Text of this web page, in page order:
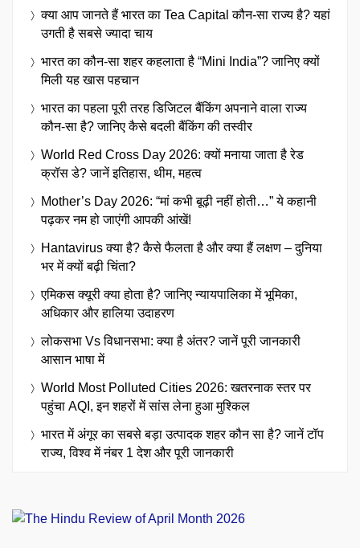
क्या आप जानते हैं भारत का Tea Capital कौन-सा राज्य है? यहां
उगती है सबसे ज्यादा चाय
भारत का कौन-सा शहर कहलाता है “Mini India”? जानिए क्यों
मिली यह खास पहचान
भारत का पहला पूरी तरह डिजिटल बैंकिंग अपनाने वाला राज्य
कौन-सा है? जानिए कैसे बदली बैंकिंग की तस्वीर
World Red Cross Day 2026: क्यों मनाया जाता है रेड
क्रॉस डे? जानें इतिहास, थीम, महत्व
Mother’s Day 2026: “मां कभी बूढ़ी नहीं होती…” ये कहानी
पढ़कर नम हो जाएंगी आपकी आंखें!
Hantavirus क्या है? कैसे फैलता है और क्या हैं लक्षण – दुनिया
भर में क्यों बढ़ी चिंता?
एमिकस क्यूरी क्या होता है? जानिए न्यायपालिका में भूमिका,
अधिकार और हालिया उदाहरण
लोकसभा Vs विधानसभा: क्या है अंतर? जानें पूरी जानकारी
आसान भाषा में
World Most Polluted Cities 2026: खतरनाक स्तर पर
पहुंचा AQI, इन शहरों में सांस लेना हुआ मुश्किल
भारत में अंगूर का सबसे बड़ा उत्पादक शहर कौन सा है? जानें टॉप
राज्य, विश्व में नंबर 1 देश और पूरी जानकारी